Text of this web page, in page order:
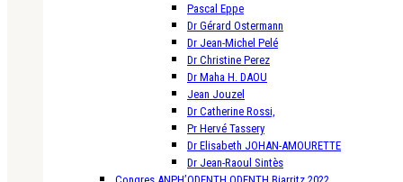
Pascal Eppe
Dr Gérard Ostermann
Dr Jean-Michel Pelé
Dr Christine Perez
Dr Maha H. DAOU
Jean Jouzel
Dr Catherine Rossi,
Pr Hervé Tassery
Dr Elisabeth JOHAN-AMOURETTE
Dr Jean-Raoul Sintès